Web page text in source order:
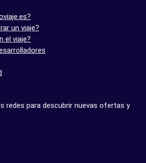
un viaje?
el viaje?
redes para descubrir nuevas ofertas y